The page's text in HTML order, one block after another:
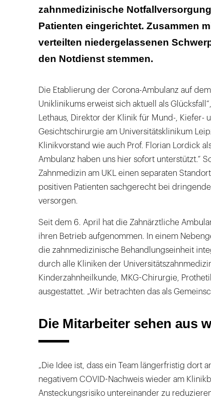
Die Maske hält eine Schicht dicht
zahnmedizinische
Patienten eingerichtet. Zusammen
verteilten niedergelassenen
den Notdienst stemmen.
Die Etablierung der Corona-Ambulanz auf
Uniklinikums erweist sich aktuell als
Lethaus, Direktor der Klinik für Mund-, Kiefer-
Gesichtschirurgie am Universitätsklinikum
Klinikvorstand wie auch Prof. Florian Lordick
Ambulanz haben uns hier sofort unterstützt.“
Zahnmedizin am UKL einen separaten
positiven Patienten sachgerecht bei
versorgen.
Seit dem 6. April hat die Zahnärztliche
ihren Betrieb aufgenommen. In einem
die zahnmedizinische Behandlungseinheit
durch alle Kliniken der
Kinderzahnheilkunde, MKG-Chirurgie,
ausgestattet. „Wir betrachten das als
Die Mitarbeiter sehen aus
„Die Idee ist, dass ein Team längerfristig dort
negativem COVID-Nachweis wieder am
Ansteckungsrisiko untereinander zu